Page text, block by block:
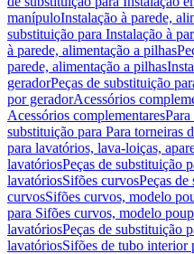
manípuloInstalação à parede,
substituição para Instalação à
à parede, alimentação a pilhas
parede, alimentação a pilhas
geradorPeças de substituição
por geradorAcessórios
Acessórios complementares
substituição para Para torneiras
para lavatórios, lava-loiças,
lavatóriosPeças de substituição
lavatóriosSifões curvosPeças
curvosSifões curvos, modelo
para Sifões curvos, modelo
lavatóriosPeças de substituição
lavatóriosSifões de tubo interior